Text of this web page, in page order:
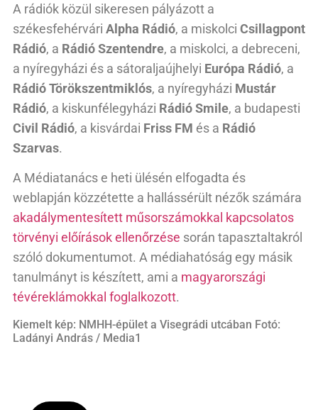
A rádiók közül sikeresen pályázott a
székesfehérvári Alpha Rádió, a miskolci Csillagpont
Rádió, a Rádió Szentendre, a miskolci, a debreceni,
a nyíregyházi és a sátoraljaújhelyi Európa Rádió, a
Rádió Törökszentmiklós, a nyíregyházi Mustár
Rádió, a kiskunfélegyházi Rádió Smile, a budapesti
Civil Rádió, a kisvárdai Friss FM és a Rádió
Szarvas.
A Médiatanács e heti ülésén elfogadta és
weblapján közzétette a hallássérült nézők számára
akadálymentesített műsorszámokkal kapcsolatos
törvényi előírások ellenőrzése során tapasztaltakról
szóló dokumentumot. A médiahatóság egy másik
tanulmányt is készített, ami a magyarországi
tévéreklámokkal foglalkozott.
Kiemelt kép: NMHH-épület a Visegrádi utcában Fotó:
Ladányi András / Media1